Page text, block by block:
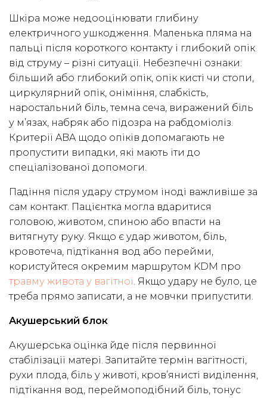
Шкіра може недооцінювати глибину
електричного ушкодження. Маленька пляма на
пальці після короткого контакту і глибокий опік
від струму – різні ситуації. Небезпечні ознаки:
більший або глибокий опік, опік кисті чи стопи,
циркулярний опік, оніміння, слабкість,
наростальний біль, темна сеча, виражений біль
у м’язах, набряк або підозра на рабдоміоліз.
Критерії ABA щодо опіків допомагають не
пропустити випадки, які мають іти до
спеціалізованої допомоги.
Падіння після удару струмом іноді важливіше за
сам контакт. Пацієнтка могла вдаритися
головою, животом, спиною або впасти на
витягнуту руку. Якщо є удар животом, біль,
кровотеча, підтікання вод або перейми,
користуйтеся окремим маршрутом KDM про
травму живота у вагітної . Якщо удару не було, це
треба прямо записати, а не мовчки припустити.
Акушерський блок
Акушерська оцінка йде після первинної
стабілізації матері. Запитайте термін вагітності,
рухи плода, біль у животі, кров’янисті виділення,
підтікання вод, переймоподібний біль, тонус